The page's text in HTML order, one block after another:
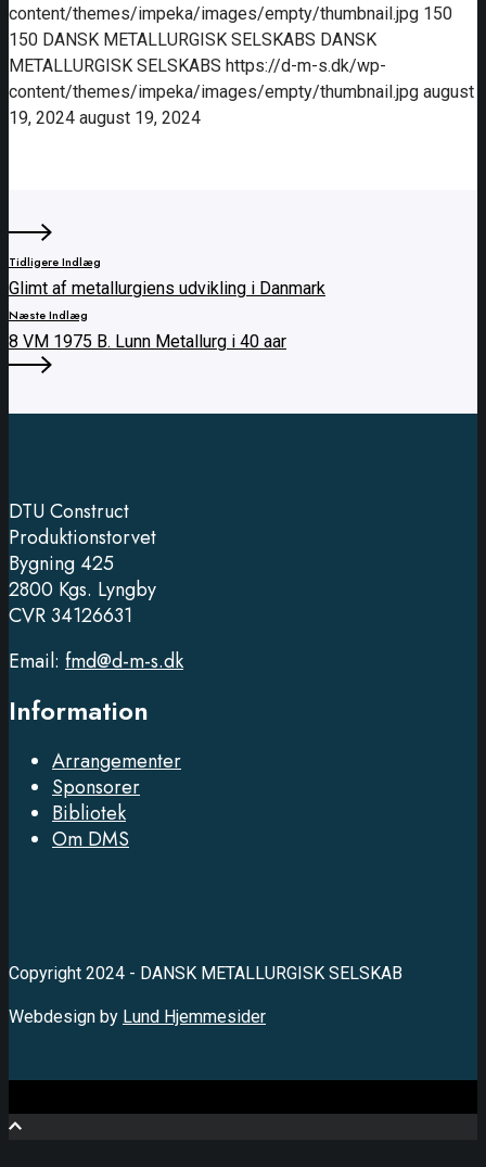
content/themes/impeka/images/empty/thumbnail.jpg 150
150 DANSK METALLURGISK SELSKABS DANSK
METALLURGISK SELSKABS https://d-m-s.dk/wp-
content/themes/impeka/images/empty/thumbnail.jpg august
19, 2024 august 19, 2024
Tidligere Indlæg
Glimt af metallurgiens udvikling i Danmark
Næste Indlæg
8 VM 1975 B. Lunn Metallurg i 40 aar
DTU Construct
Produktionstorvet
Bygning 425
2800 Kgs. Lyngby
CVR 34126631
Email: fmd@d-m-s.dk
Information
Arrangementer
Sponsorer
Bibliotek
Om DMS
Copyright 2024 - DANSK METALLURGISK SELSKAB
Webdesign by Lund Hjemmesider